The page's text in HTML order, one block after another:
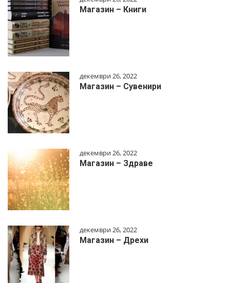
Магазин – Книги
декември 26, 2022
Магазин – Сувенири
декември 26, 2022
Магазин – Здраве
декември 26, 2022
Магазин – Дрехи